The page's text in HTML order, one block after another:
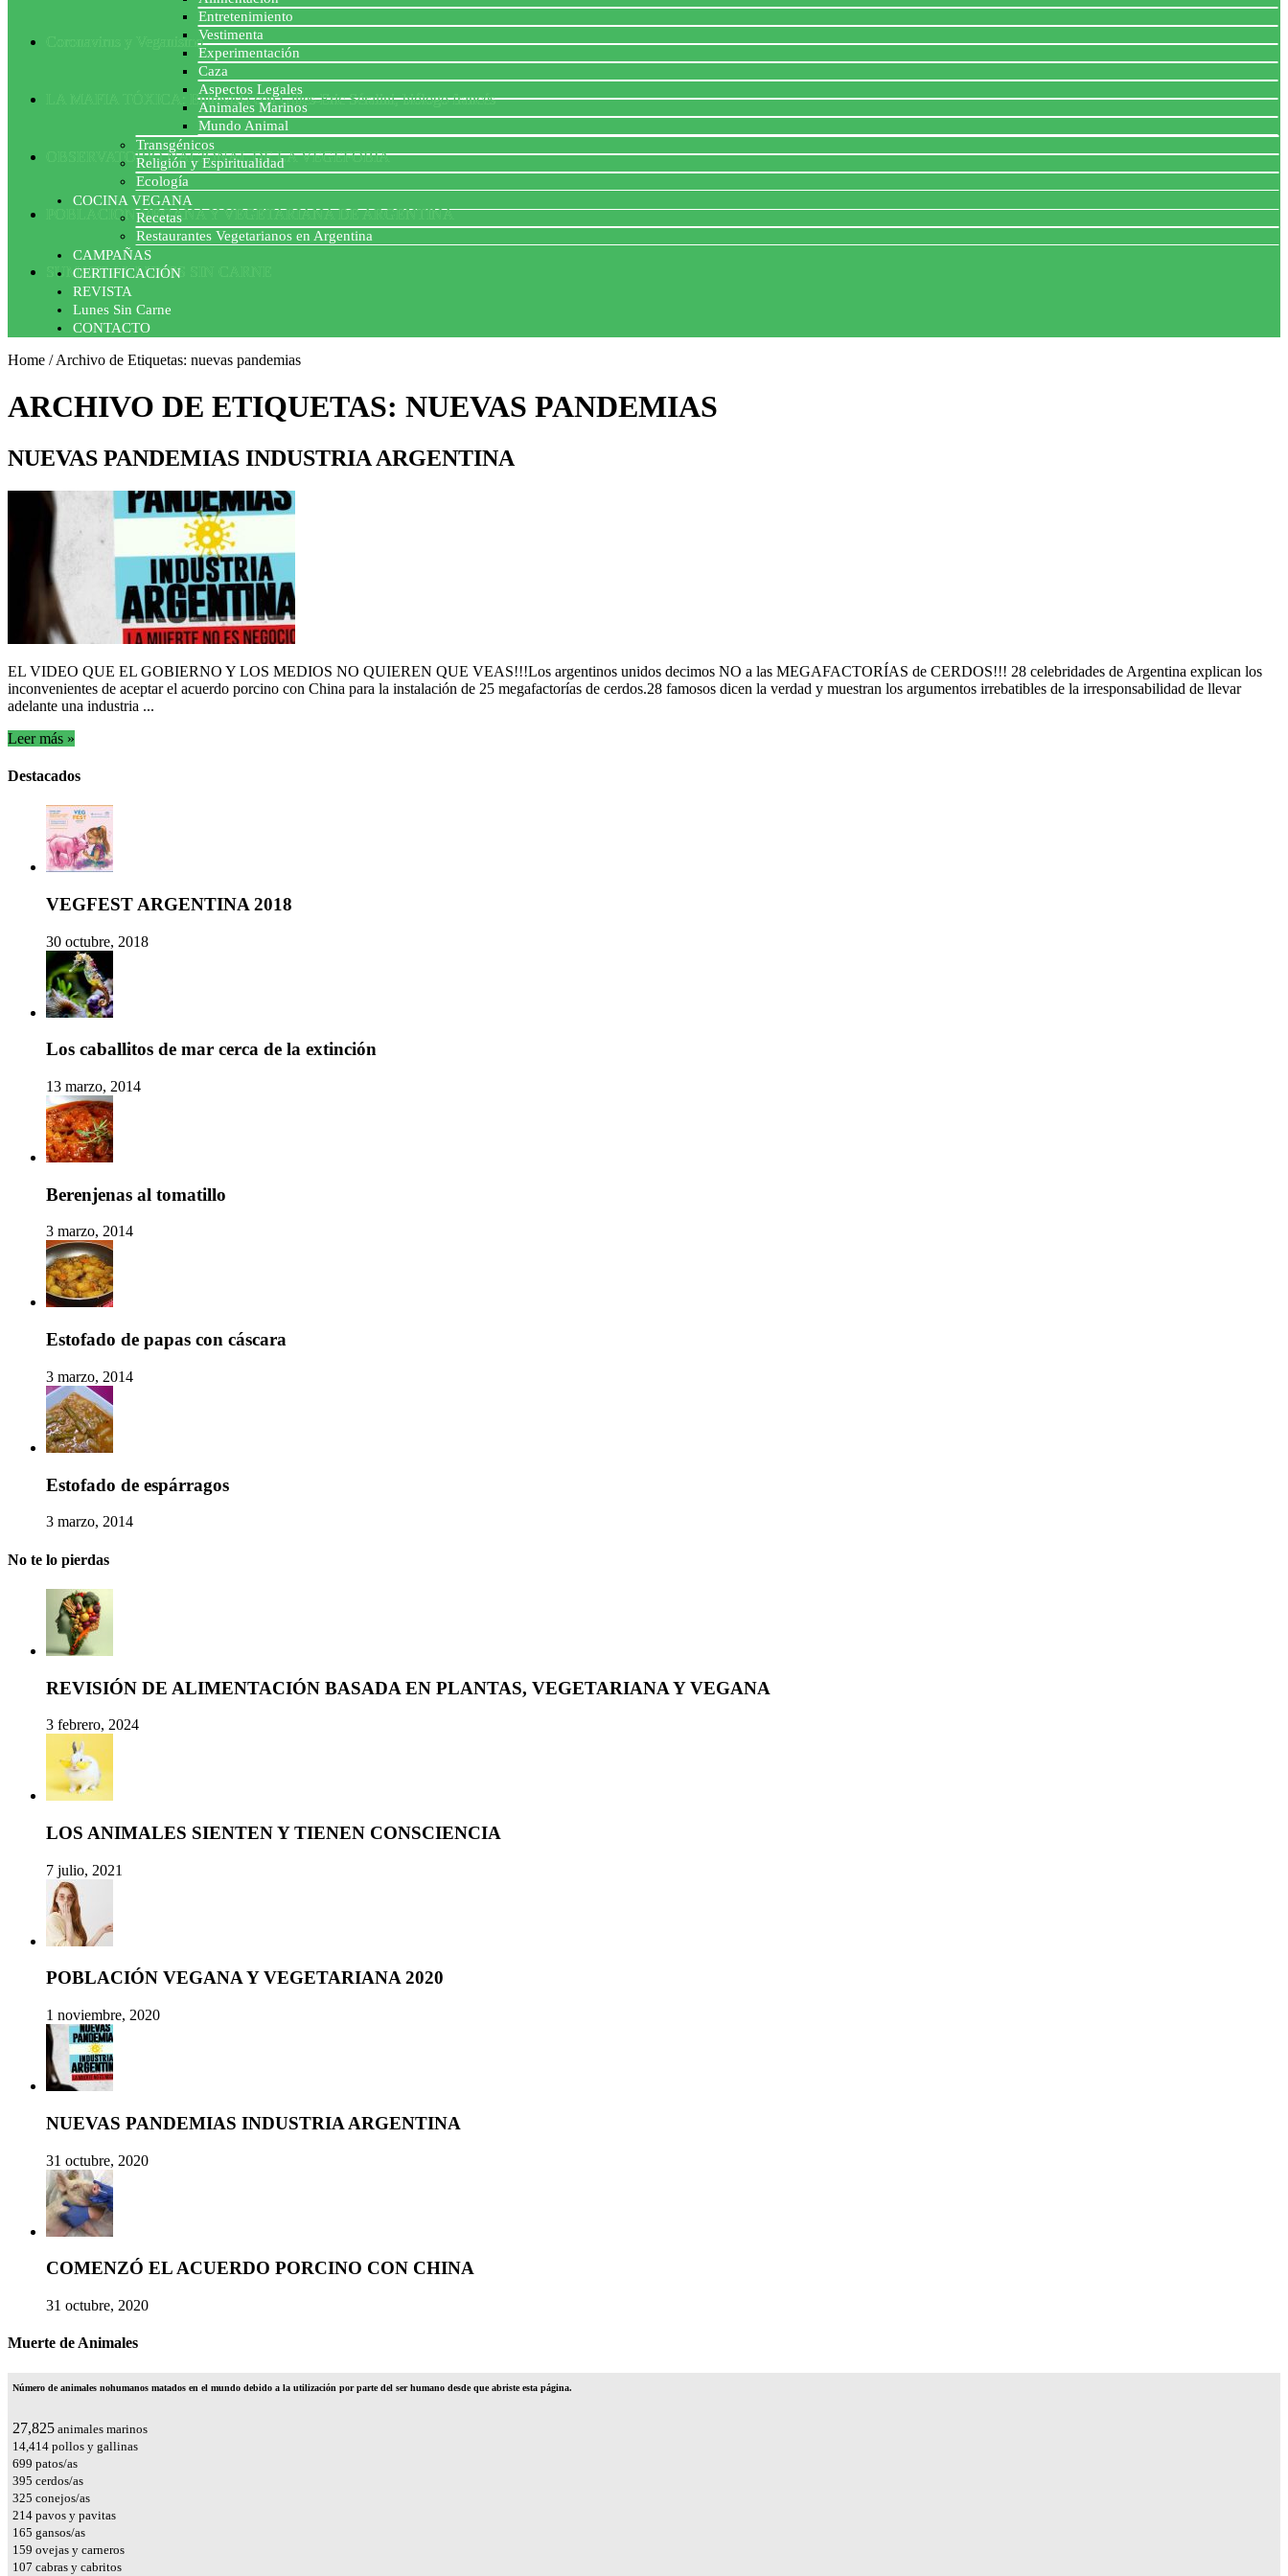
Coronavirus y Veganismo
LA MAFIA TÓXICA: Entrevista con Gilles-Eric Séralini, biólogo francés
OBSERVATORIO NACIONAL DE LA VEGEFOBIA
POBLACION VEGANA Y VEGETARIANA DE ARGENTINA
SUMATE AL LUNES SIN CARNE
Entretenimiento
Vestimenta
Experimentación
Caza
Aspectos Legales
Animales Marinos
Mundo Animal
Transgénicos
Religión y Espiritualidad
Ecología
COCINA VEGANA
Recetas
Restaurantes Vegetarianos en Argentina
CAMPAÑAS
CERTIFICACIÓN
REVISTA
Lunes Sin Carne
CONTACTO
Home /Archivo de Etiquetas: nuevas pandemias
ARCHIVO DE ETIQUETAS: NUEVAS PANDEMIAS
NUEVAS PANDEMIAS INDUSTRIA ARGENTINA
EL VIDEO QUE EL GOBIERNO Y LOS MEDIOS NO QUIEREN QUE VEAS!!!Los argentinos unidos decimos NO a las MEGAFACTORÍAS de CERDOS!!! 28 celebridades de Argentina explican los
inconvenientes de aceptar el acuerdo porcino con China para la instalación de 25 megafactorías de cerdos.28 famosos dicen la verdad y muestran los argumentos irrebatibles de la irresponsabilidad de llevar
adelante una industria ...
Leer más »
Destacados
VEGFEST ARGENTINA 2018
30 octubre, 2018
Los caballitos de mar cerca de la extinción
13 marzo, 2014
Berenjenas al tomatillo
3 marzo, 2014
Estofado de papas con cáscara
3 marzo, 2014
Estofado de espárragos
3 marzo, 2014
No te lo pierdas
REVISIÓN DE ALIMENTACIÓN BASADA EN PLANTAS, VEGETARIANA Y VEGANA
3 febrero, 2024
LOS ANIMALES SIENTEN Y TIENEN CONSCIENCIA
7 julio, 2021
POBLACIÓN VEGANA Y VEGETARIANA 2020
1 noviembre, 2020
NUEVAS PANDEMIAS INDUSTRIA ARGENTINA
31 octubre, 2020
COMENZÓ EL ACUERDO PORCINO CON CHINA
31 octubre, 2020
Muerte de Animales
Número de animales nohumanos matados en el mundo debido a la utilización por parte del ser humano desde que abriste esta página.
32,820 animales marinos
17,002 pollos y gallinas
825 patos/as
465 cerdos/as
384 conejos/as
252 pavos y pavitas
194 gansos/as
188 ovejas y carneros
126 cabras y cabritos